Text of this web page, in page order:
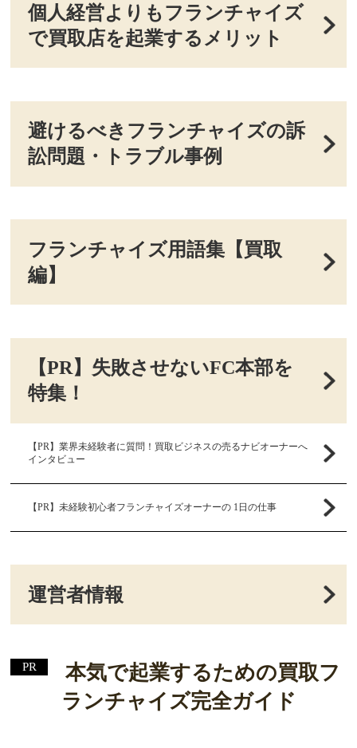
個人経営よりもフランチャイズ
で買取店を起業するメリット
避けるべきフランチャイズの訴
訟問題・トラブル事例
フランチャイズ用語集【買取
編】
【PR】失敗させないFC本部を
特集！
【PR】業界未経験者に質問！買取ビジネスの売るナビオーナーへ
インタビュー
【PR】未経験初心者フランチャイズオーナーの 1日の仕事
運営者情報
本気で起業するための買取フ
ランチャイズ完全ガイド